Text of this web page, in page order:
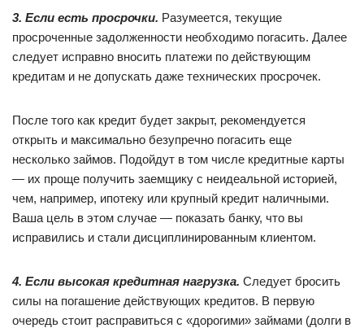
3. Если есть просрочки. Разумеется, текущие
просроченные задолженности необходимо погасить. Далее
следует исправно вносить платежи по действующим
кредитам и не допускать даже технических просрочек.
После того как кредит будет закрыт, рекомендуется
открыть и максимально безупречно погасить еще
несколько займов. Подойдут в том числе кредитные карты
— их проще получить заемщику с неидеальной историей,
чем, например, ипотеку или крупный кредит наличными.
Ваша цель в этом случае — показать банку, что вы
исправились и стали дисциплинированным клиентом.
4. Если высокая кредитная нагрузка. Следует бросить
силы на погашение действующих кредитов. В первую
очередь стоит расправиться с «дорогими» займами (долги в